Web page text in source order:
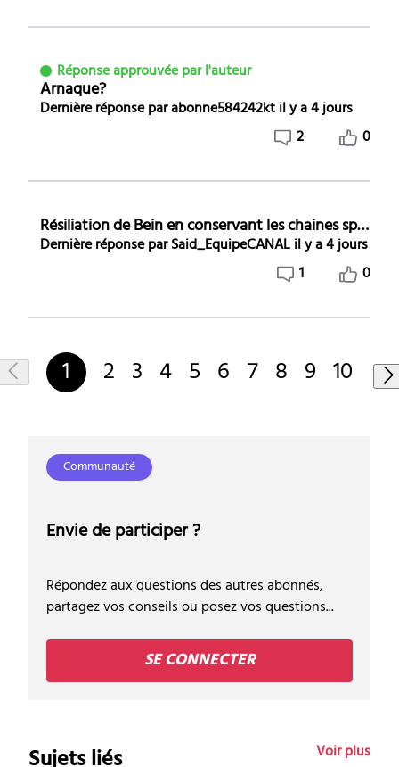
Réponse approuvée par l'auteur
Arnaque?
Dernière réponse parabonne584242kt il y a 4 jours
2
0
Résiliation de Bein en conservant les chaines sport de canal
Dernière réponse par Said_EquipeCANAL il y a 4 jours
1
0
1 2 3 4 5 6 7 8 9 10
Communauté
Envie de participer ?
Répondez aux questions des autres abonnés,
partagez vos conseils ou posez vos questions...
SE CONNECTER
Sujets liés Voir plus